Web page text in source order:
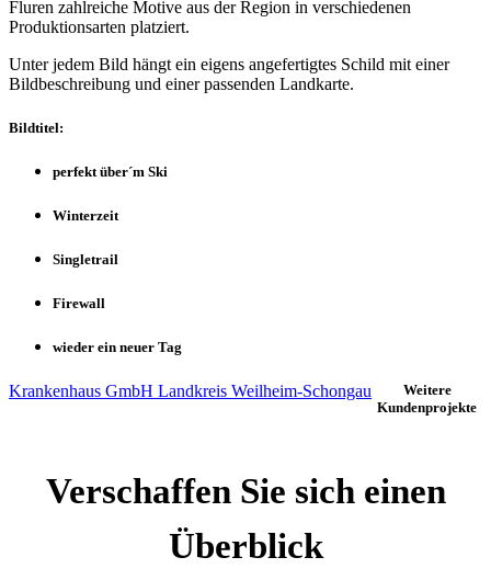
Fluren zahlreiche Motive aus der Region in verschiedenen
Produktionsarten platziert.
Unter jedem Bild hängt ein eigens angefertigtes Schild mit einer
Bildbeschreibung und einer passenden Landkarte.
Bildtitel:
perfekt über´m Ski
Winterzeit
Singletrail
Firewall
wieder ein neuer Tag
Krankenhaus GmbH Landkreis Weilheim-Schongau
Weitere
Kundenprojekte
Verschaffen Sie sich einen
Überblick